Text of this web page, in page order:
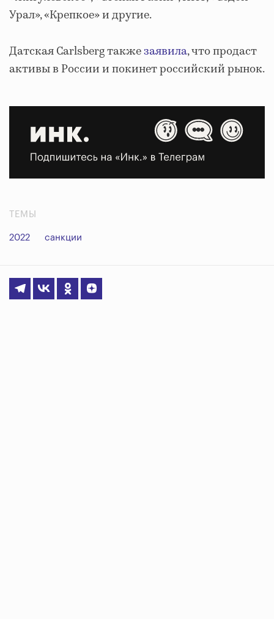
Урал», «Крепкое» и другие.
Датская Carlsberg такжезаявила, что продаст
активы в России и покинет российский рынок.
ТЕМЫ
2022 санкции